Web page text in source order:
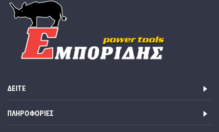
ΔΕΊΤΕ
ΠΛΗΡΟΦΟΡΊΕΣ